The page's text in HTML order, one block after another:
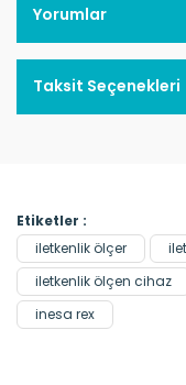
Yorumlar
Taksit Seçenekleri
Etiketler :
iletkenlik ölçer
iletkenlik ölçen cihaz
inesa rex